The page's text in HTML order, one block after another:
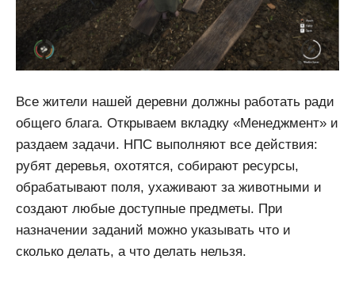
Все жители нашей деревни должны работать ради
общего блага. Открываем вкладку «Менеджмент» и
раздаем задачи. НПС выполняют все действия:
рубят деревья, охотятся, собирают ресурсы,
обрабатывают поля, ухаживают за животными и
создают любые доступные предметы. При
назначении заданий можно указывать что и
сколько делать, а что делать нельзя.